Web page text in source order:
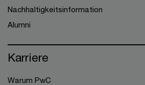
Nachhaltigkeitsinformation
Alumni
Karriere
Warum PwC